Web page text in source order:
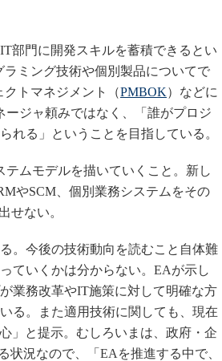
部門に開発スキルを蓄積できるとい
ミング技術や個別製品についてで
クトマネジメント（PMBOK）などに
ジャ頼みではなく、「誰がプロジ
れる」ということを目指している。
ムモデルを描いていくこと。新し
やSCM、個別業務システムをその
せない。
。今後の技術動向を読むこと自体難
ていくかは分からない。EAが示し
業務改革やIT施策に対して明確な方
る。また適用技術に関しても、現在
」と提示。むしろいまは、政府・企
状況なので、「EAを推進する中で、